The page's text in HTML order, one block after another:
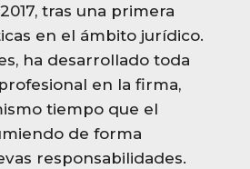
tras una primera
en el ámbito jurídico.
ha desarrollado toda
en la firma,
tiempo que el
de forma
responsabilidades.